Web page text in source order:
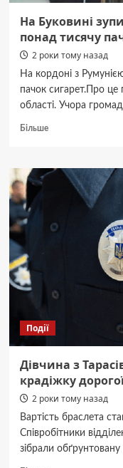
На Буковині
понад тисячу
2 роки тому назад
На кордоні з
пачок сигарет.Про це
області. Учора
БільшеДокладніше
Буковині
зупинили
знайшли
контрабандних
Події
Дівчина з
крадіжку
2 роки тому назад
Вартість браслета
Співробітники
зібрали обґрунтовану